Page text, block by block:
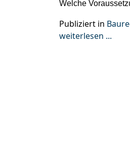
Welche
Publiziert in
weiterlesen ...